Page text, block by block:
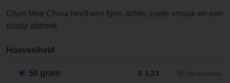
Chun Mee China heeft een fijne, lichte, zoete smaak en een
toasty afdronk.
Hoeveelheid
50 gram € 3,23 Op voorraad